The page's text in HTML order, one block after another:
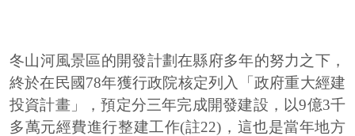
冬山河風景區的開發計劃在縣府多年的努力之下，
終於在民國78年獲行政院核定列入「政府重大經建
投資計畫」，預定分三年完成開發建設，以9億3千
多萬元經費進行整建工作(註22)，這也是當年地方